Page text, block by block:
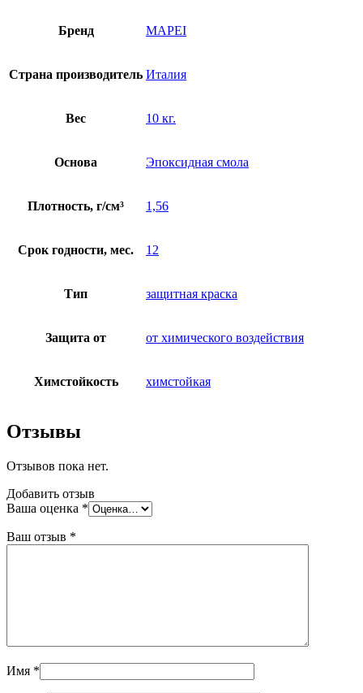
Бренд MAPEI
Страна производитель Италия
Вес 10 кг.
Основа Эпоксидная смола
Плотность, г/см³ 1,56
Срок годности, мес. 12
Тип защитная краска
Защита от от химического воздействия
Химстойкость химстойкая
Отзывы
Отзывов пока нет.
Добавить отзыв
Ваша оценка *
Ваш отзыв *
Имя *